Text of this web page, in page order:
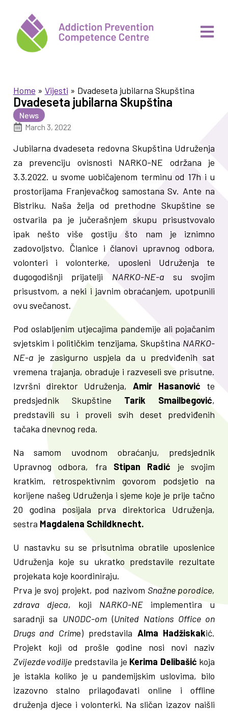
Home » Vijesti » Dvadeseta jubilarna Skupština
Dvadeseta jubilarna Skupština
News
March 3, 2022
Jubilarna dvadeseta redovna Skupština Udruženja
za prevenciju ovisnosti NARKO-NE održana je
3.3.2022. u svome uobičajenom terminu od 17h i u
prostorijama Franjevačkog samostana Sv. Ante na
Bistriku. Naša želja od prethodne Skupštine se
ostvarila pa je jučerašnjem skupu prisustvovalo
ipak nešto više gostiju što nam je iznimno
zadovoljstvo. Članice i članovi upravnog odbora,
volonteri i volonterke, uposleni Udruženja te
dugogodišnji prijatelji NARKO-NE-a su svojim
prisustvom, a neki i javnim obraćanjem, upotpunili
ovu svečanost.
Pod oslabljenim utjecajima pandemije ali pojačanim
svjetskim i političkim tenzijama, Skupština NARKO-
NE-a je zasigurno uspjela da u predviđenih sat
vremena trajanja, obraduje i razveseli sve prisutne.
Izvršni direktor Udruženja,Amir Hasanović te
predsjednik Skupštine Tarik Smailbegović,
predstavili su i proveli svih deset predviđenih
tačaka dnevnog reda.
Na samom uvodnom obraćanju, predsjednik
Upravnog odbora, fra Stipan Radić je svojim
kratkim, retrospektivnim govorom podsjetio na
korijene našeg Udruženja i sjeme koje je prije tačno
20 godina posijala prva direktorica Udruženja,
sestra Magdalena Schildknecht.
U nastavku su se prisutnima obratile uposlenice
Udruženja koje su ukratko predstavile rezultate
projekata koje koordiniraju.
Prva je svoj projekt, pod nazivom Snažne porodice,
zdrava djeca, koji NARKO-NE implementira u
saradnji sa UNODC-om (United Nations Office on
Drugs and Crime) predstavila Alma Hadžiskakić.
Projekt koji od prošle godine nosi novi naziv
Zvijezde vodilje predstavila je Kerima Delibašić koja
je istakla koliko je u pandemijskim uslovima, bilo
izazovno stalno prilagođavati online i offline
druženja djece i volonterki. Na sličan izazov naišli